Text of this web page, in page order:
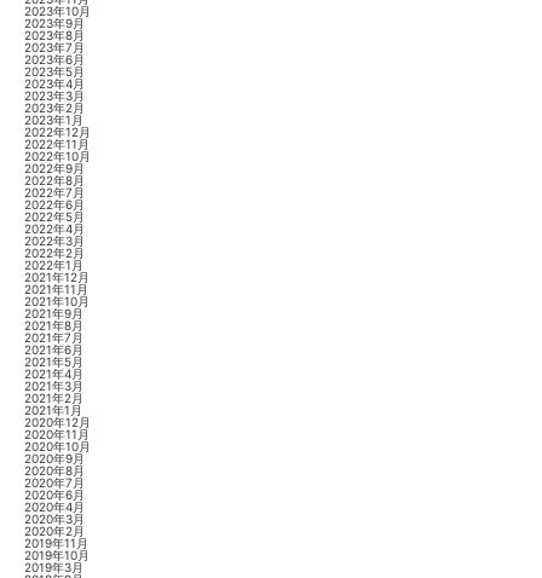
2023年10月
2023年9月
2023年8月
2023年7月
2023年6月
2023年5月
2023年4月
2023年3月
2023年2月
2023年1月
2022年12月
2022年11月
2022年10月
2022年9月
2022年8月
2022年7月
2022年6月
2022年5月
2022年4月
2022年3月
2022年2月
2022年1月
2021年12月
2021年11月
2021年10月
2021年9月
2021年8月
2021年7月
2021年6月
2021年5月
2021年4月
2021年3月
2021年2月
2021年1月
2020年12月
2020年11月
2020年10月
2020年9月
2020年8月
2020年7月
2020年6月
2020年4月
2020年3月
2020年2月
2019年11月
2019年10月
2019年3月